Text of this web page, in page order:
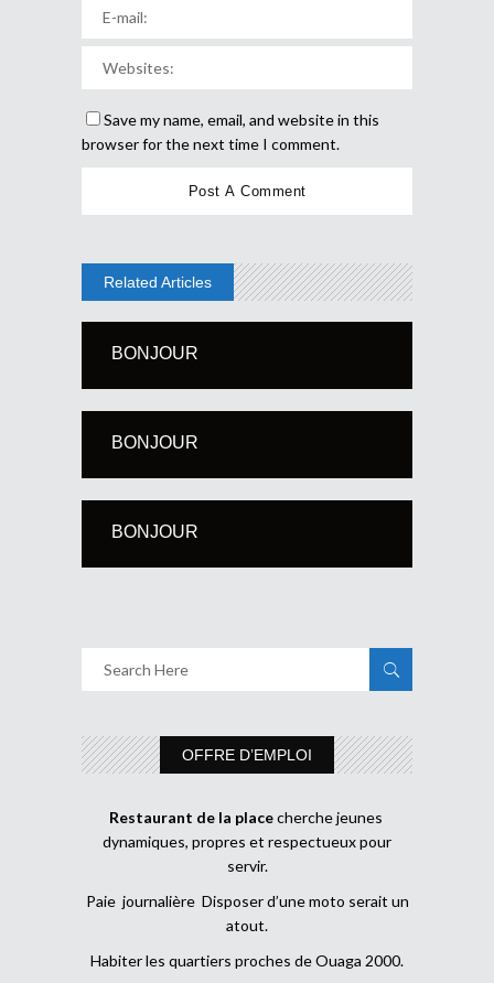
Save my name, email, and website in this
browser for the next time I comment.
Related Articles
BONJOUR
BONJOUR
BONJOUR
OFFRE D’EMPLOI
Restaurant de la placecherche jeunes
dynamiques, propres et respectueux pour
servir.
Paie journalière Disposer d’une moto serait un
atout.
Habiter les quartiers proches de Ouaga 2000.